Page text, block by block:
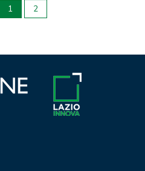
1 2